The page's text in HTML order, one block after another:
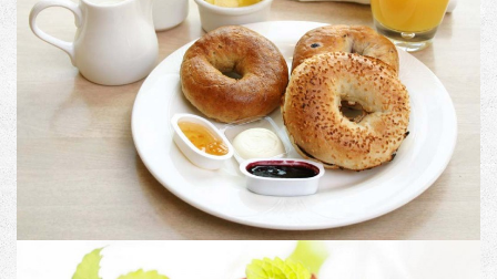
PRODUCT TITLE
Image with Lightbox